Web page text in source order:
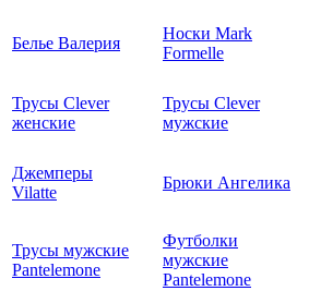
Белье Валерия
Носки Mark
Formelle
Трусы Clever
женские
Трусы Clever
мужские
Джемперы
Vilatte
Брюки Ангелика
Трусы мужские
Pantelemone
Футболки
мужские
Pantelemone